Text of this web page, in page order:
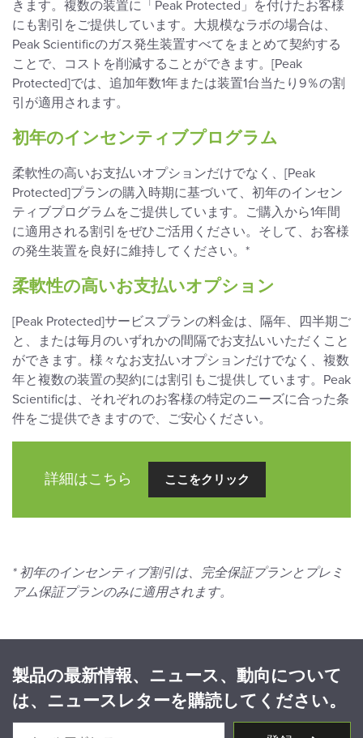
きます。複数の装置に「Peak Protected」を付けたお客様
にも割引をご提供しています。大規模なラボの場合は、
Peak Scientificのガス発生装置すべてをまとめて契約する
ことで、コストを削減することができます。[Peak
Protected]では、追加年数1年または装置1台当たり9％の割
引が適用されます。
初年のインセンティブプログラム
柔軟性の高いお支払いオプションだけでなく、[Peak
Protected]プランの購入時期に基づいて、初年のインセン
ティブプログラムをご提供しています。ご購入から1年間
に適用される割引をぜひご活用ください。そして、お客様
の発生装置を良好に維持してください。*
柔軟性の高いお支払いオプション
[Peak Protected]サービスプランの料金は、隔年、四半期ご
と、または毎月のいずれかの間隔でお支払いいただくこと
ができます。様々なお支払いオプションだけでなく、複数
年と複数の装置の契約には割引もご提供しています。Peak
Scientificは、それぞれのお客様の特定のニーズに合った条
件をご提供できますので、ご安心ください。
詳細はこちら ここをクリック
* 初年のインセンティブ割引は、完全保証プランとプレミ
アム保証プランのみに適用されます。
製品の最新情報、ニュース、動向について
は、ニュースレターを購読してください。